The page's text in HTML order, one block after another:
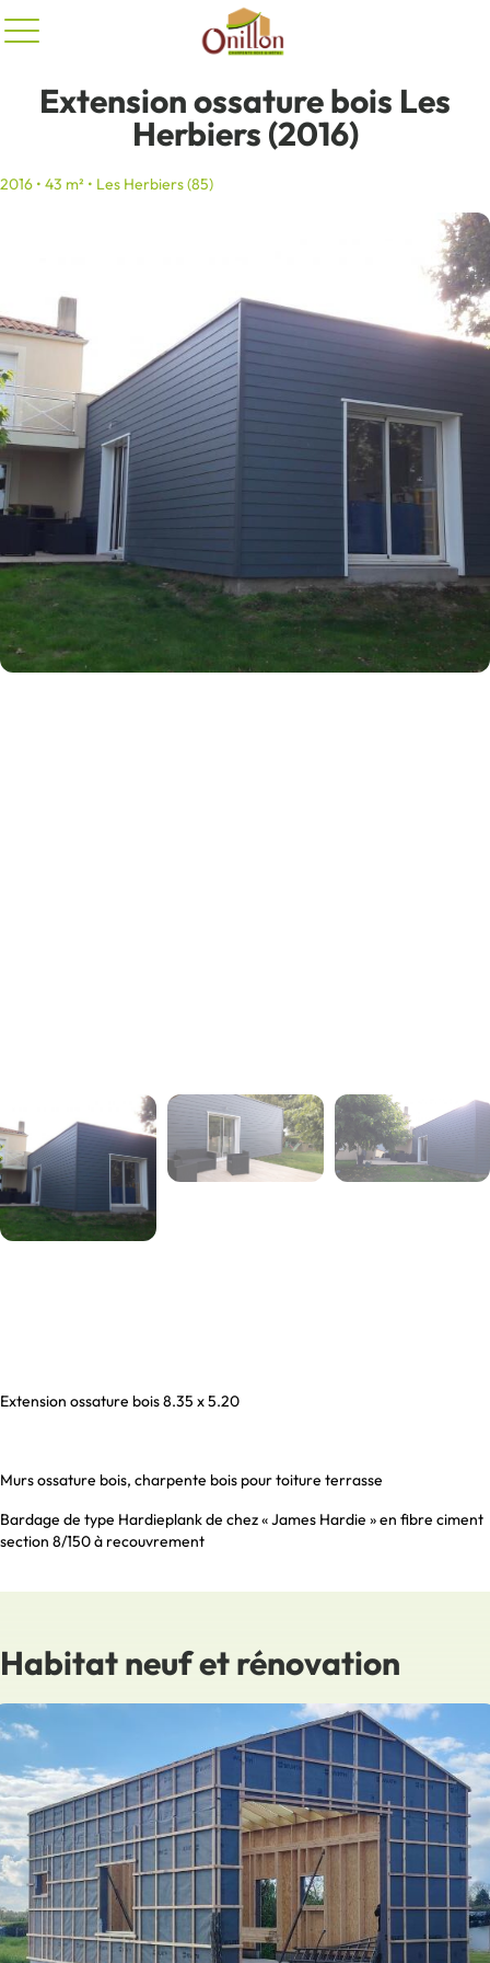
Extension ossature bois Les
Herbiers (2016)
2016 • 43 m² • Les Herbiers (85)
Extension ossature bois 8.35 x 5.20
Murs ossature bois, charpente bois pour toiture terrasse
Bardage de type Hardieplank de chez « James Hardie » en fibre ciment
section 8/150 à recouvrement
Habitat neuf et rénovation